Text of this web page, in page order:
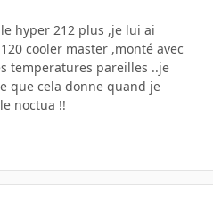
hyper 212 plus ,je lui ai
cooler master ,monté avec
temperatures pareilles ..je
que cela donne quand je
noctua !!